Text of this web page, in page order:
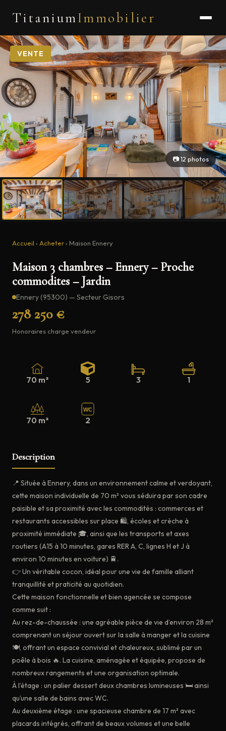
TitaniumImmobilier
VENTE
📷 12 photos
Accueil › Acheter› Maison Ennery
Maison 3 chambres – Ennery – Proche
commodites – Jardin
Ennery (95300) — Secteur Gisors
278 250 €
Honoraires charge vendeur
70 m² 5 3 1
70 m²
WC
2
Description
📍 Située à Ennery, dans un environnement calme et verdoyant,
cette maison individuelle de 70 m² vous séduira par son cadre
paisible et sa proximité avec les commodités : commerces et
restaurants accessibles sur place 🛍️, écoles et crèche à
proximité immédiate 🎓, ainsi que les transports et axes
routiers (A15 à 10 minutes, gares RER A, C, lignes H et J à
environ 10 minutes en voiture) 🚆.
👉 Un véritable cocon, idéal pour une vie de famille alliant
tranquillité et praticité au quotidien.
Cette maison fonctionnelle et bien agencée se compose
comme suit :
Au rez-de-chaussée : une agréable pièce de vie d’environ 28 m²
comprenant un séjour ouvert sur la salle à manger et la cuisine
🍽️, offrant un espace convivial et chaleureux, sublimé par un
poêle à bois 🔥. La cuisine, aménagée et équipée, propose de
nombreux rangements et une organisation optimale.
À l’étage : un palier dessert deux chambres lumineuses 🛏️ ainsi
qu’une salle de bains avec WC.
Au deuxième étage : une spacieuse chambre de 17 m² avec
placards intégrés, offrant de beaux volumes et une belle